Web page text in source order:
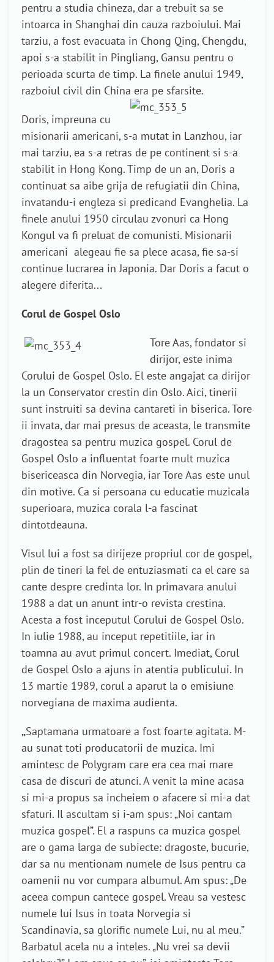
pentru a studia chineza, dar a trebuit sa se
intoarca in Shanghai din cauza razboiului. Mai
tarziu, a fost evacuata in Chong Qing, Chengdu,
apoi s-a stabilit in Pingliang, Gansu pentru o
perioada scurta de timp. La finele anului 1949,
razboiul civil din China era pe sfarsite.
Doris, impreuna cu
misionarii americani, s-a mutat in Lanzhou, iar
mai tarziu, ea s-a retras de pe continent si s-a
stabilit in Hong Kong. Timp de un an, Doris a
continuat sa aibe grija de refugiatii din China,
invatandu-i engleza si predicand Evanghelia. La
finele anului 1950 circulau zvonuri ca Hong
Kongul va fi preluat de comunisti. Misionarii
americani alegeau fie sa plece acasa, fie sa-si
continue lucrarea in Japonia. Dar Doris a facut o
alegere diferita...
Corul de Gospel Oslo
Tore Aas, fondator si
dirijor, este inima
Corului de Gospel Oslo. El este angajat ca dirijor
la un Conservator crestin din Oslo. Aici, tinerii
sunt instruiti sa devina cantareti in biserica. Tore
ii invata, dar mai presus de aceasta, le transmite
dragostea sa pentru muzica gospel. Corul de
Gospel Oslo a influentat foarte mult muzica
bisericeasca din Norvegia, iar Tore Aas este unul
din motive. Ca si persoana cu educatie muzicala
superioara, muzica corala l-a fascinat
dintotdeauna.
Visul lui a fost sa dirijeze propriul cor de gospel,
plin de tineri la fel de entuziasmati ca el care sa
cante despre credinta lor. In primavara anului
1988 a dat un anunt intr-o revista crestina.
Acesta a fost inceputul Corului de Gospel Oslo.
In iulie 1988, au inceput repetitiile, iar in
toamna au avut primul concert. Imediat, Corul
de Gospel Oslo a ajuns in atentia publicului. In
13 martie 1989, corul a aparut la o emisiune
norvegiana de maxima audienta.
„Saptamana urmatoare a fost foarte agitata. M-
au sunat toti producatorii de muzica. Imi
amintesc de Polygram care era cea mai mare
casa de discuri de atunci. A venit la mine acasa
si mi-a propus sa incheiem o afacere si mi-a dat
sfaturi. Il ascultam si i-am spus: „Noi cantam
muzica gospel”. El a raspuns ca muzica gospel
are o gama larga de subiecte: dragoste, bucurie,
dar sa nu mentionam numele de Isus pentru ca
oamenii nu vor cumpara albumul. Am spus: „De
aceea compun cantece gospel. Vreau sa vestesc
numele lui Isus in toata Norvegia si
Scandinavia, sa glorific numele Lui, nu al meu.”
Barbatul acela nu a inteles. „Nu vrei sa devii